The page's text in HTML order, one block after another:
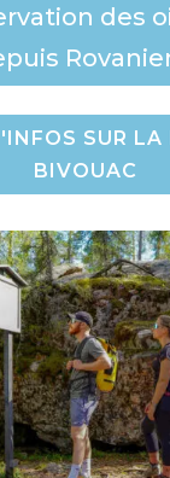
des
SUR LA
BIVOUAC